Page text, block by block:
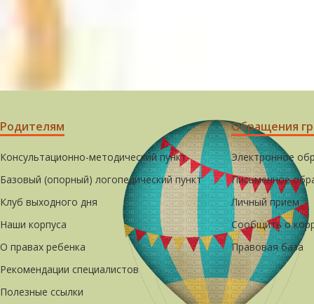
Родителям
Консультационно-методический пункт
Базовый (опорный) логопедический пункт
Клуб выходного дня
Наши корпуса
О правах ребенка
Рекомендации специалистов
Полезные ссылки
Обращения
Электронное
Письменное
Личный прием
Сообщить о
Правовая база